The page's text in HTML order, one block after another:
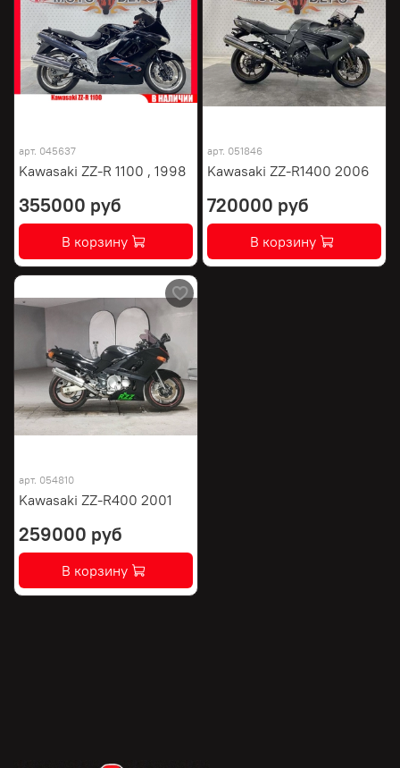
арт. 045637
Kawasaki ZZ-R 1100 , 1998
355000 руб
В корзину
арт. 051846
Kawasaki ZZ-R1400 2006
720000 руб
В корзину
арт. 054810
Kawasaki ZZ-R400 2001
259000 руб
В корзину